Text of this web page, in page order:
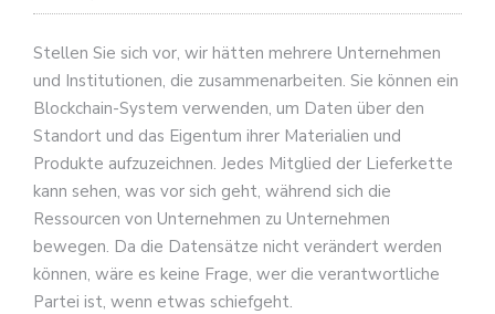
Stellen Sie sich vor, wir hätten mehrere Unternehmen
und Institutionen, die zusammenarbeiten. Sie können ein
Blockchain-System verwenden, um Daten über den
Standort und das Eigentum ihrer Materialien und
Produkte aufzuzeichnen. Jedes Mitglied der Lieferkette
kann sehen, was vor sich geht, während sich die
Ressourcen von Unternehmen zu Unternehmen
bewegen. Da die Datensätze nicht verändert werden
können, wäre es keine Frage, wer die verantwortliche
Partei ist, wenn etwas schiefgeht.